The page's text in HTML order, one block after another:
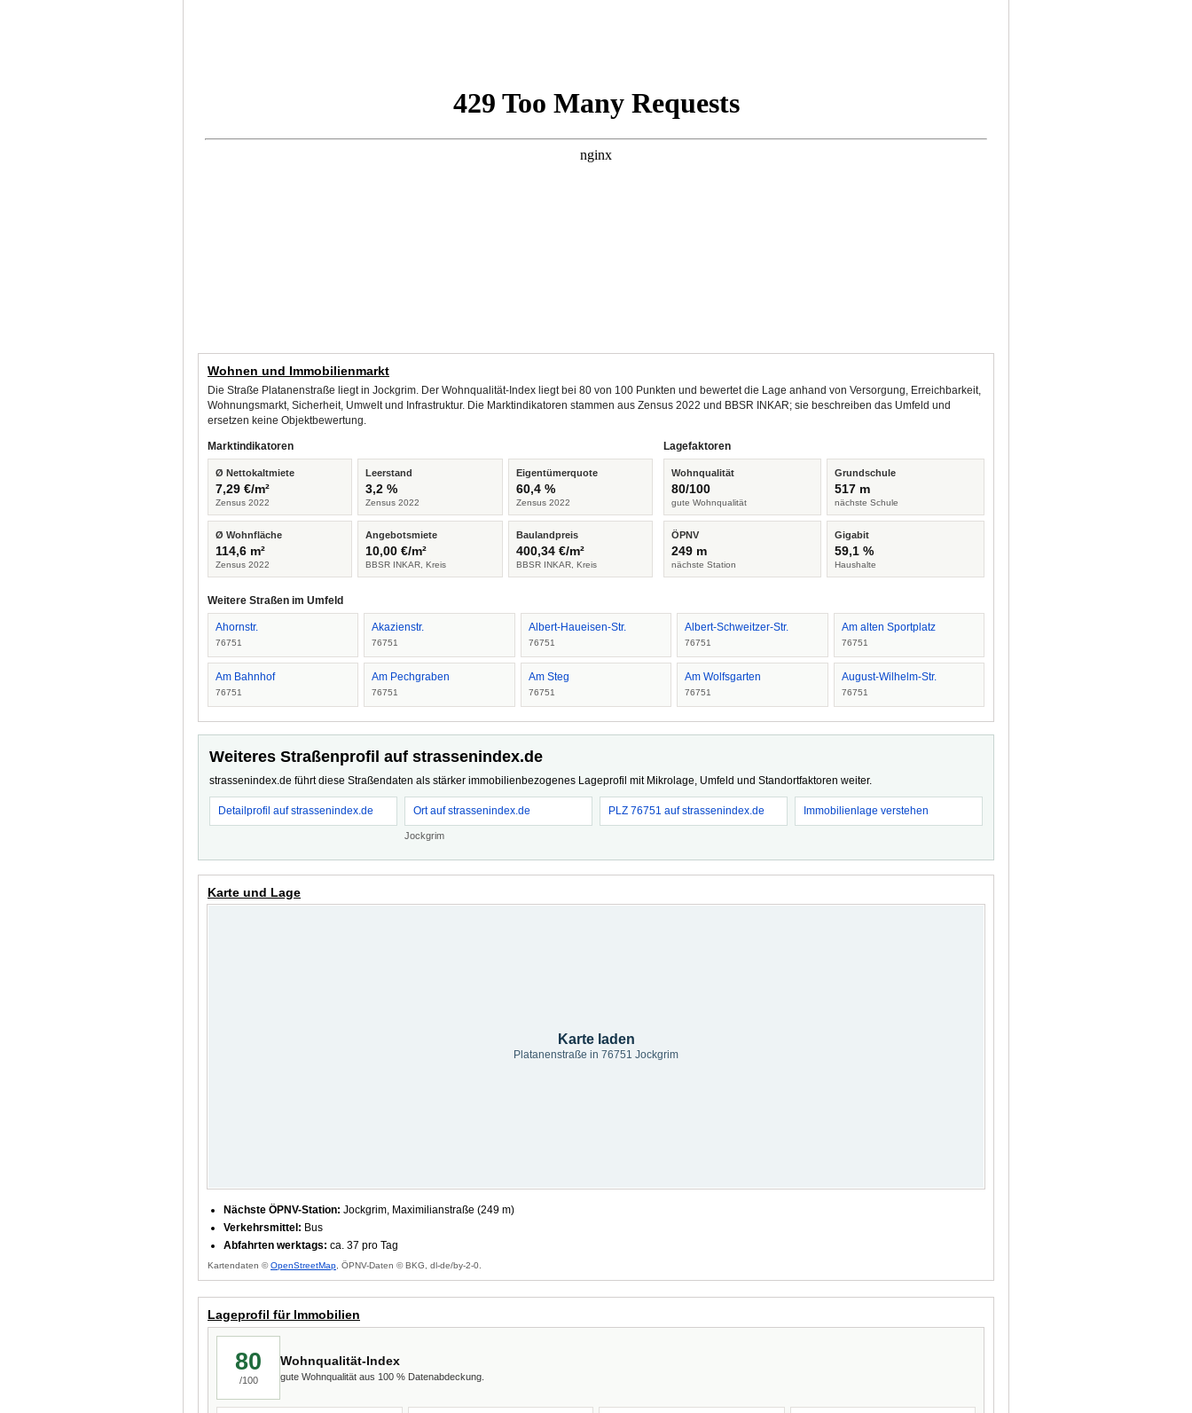
Wohnen und Immobilienmarkt
Die Straße Platanenstraße liegt in Jockgrim. Der Wohnqualität-Index liegt bei 80 von 100 Punkten und bewertet die Lage anhand von Versorgung, Erreichbarkeit,
Wohnungsmarkt, Sicherheit, Umwelt und Infrastruktur. Die Marktindikatoren stammen aus Zensus 2022 und BBSR INKAR; sie beschreiben das Umfeld und
ersetzen keine Objektbewertung.
Marktindikatoren
Ø Nettokaltmiete
7,29 €/m²
Zensus 2022
Leerstand
3,2 %
Zensus 2022
Eigentümerquote
60,4 %
Zensus 2022
Ø Wohnfläche
114,6 m²
Zensus 2022
Angebotsmiete
10,00 €/m²
BBSR INKAR, Kreis
Baulandpreis
400,34 €/m²
BBSR INKAR, Kreis
Lagefaktoren
Wohnqualität
80/100
gute Wohnqualität
Grundschule
517 m
nächste Schule
ÖPNV
249 m
nächste Station
Gigabit
59,1 %
Haushalte
Weitere Straßen im Umfeld
Ahornstr.
76751
Akazienstr.
76751
Albert-Haueisen-Str.
76751
Albert-Schweitzer-Str.
76751
Am alten Sportplatz
76751
Am Bahnhof
76751
Am Pechgraben
76751
Am Steg
76751
Am Wolfsgarten
76751
August-Wilhelm-Str.
76751
Weiteres Straßenprofil auf strassenindex.de
strassenindex.de führt diese Straßendaten als stärker immobilienbezogenes Lageprofil mit Mikrolage, Umfeld und Standortfaktoren weiter.
Detailprofil auf strassenindex.de Ort auf strassenindex.de
Jockgrim
PLZ 76751 auf strassenindex.de Immobilienlage verstehen
Karte und Lage
Karte laden
Platanenstraße in 76751 Jockgrim
Nächste ÖPNV-Station: Jockgrim, Maximilianstraße (249 m)
Verkehrsmittel: Bus
Abfahrten werktags: ca. 37 pro Tag
Kartendaten ©OpenStreetMap , ÖPNV-Daten © BKG, dl-de/by-2-0.
Lageprofil für Immobilien
80
/100
Wohnqualität-Index
gute Wohnqualität aus 100 % Datenabdeckung.